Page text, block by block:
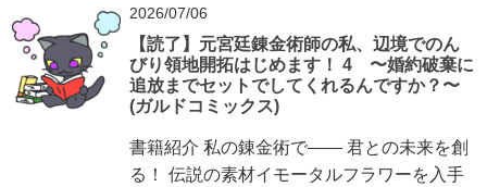
2026/07/06
【読了】元宮廷錬金術師の私、辺境でのん
びり領地開拓はじめます！ 4 〜婚約破棄に
追放までセットでしてくれるんですか？〜
(ガルドコミックス)
書籍紹介 私の錬金術で―― 君との未来を創
る！ 伝説の素材イモータルフラワーを入手